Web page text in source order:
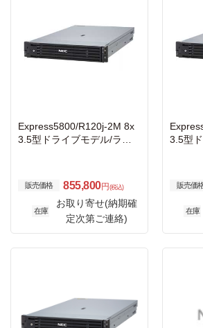
Express5800/R120j-2M 8x
3.5型ドライブモデル/ラッ
販売価格 855,800円 (税込)
在庫
お取り寄せ(納期確
定次第ご連絡)
3.5型
販売価
在庫